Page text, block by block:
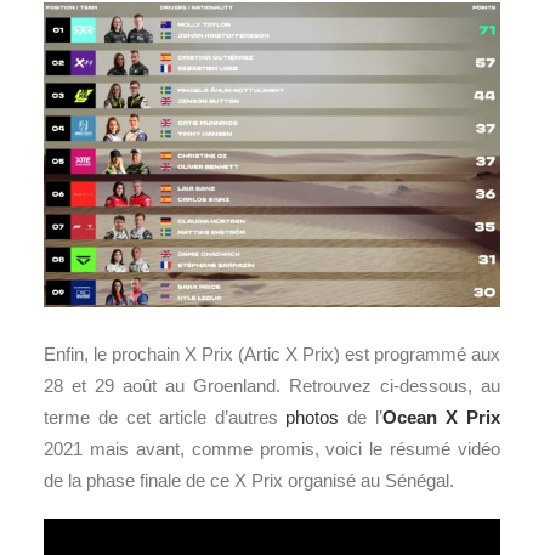
Enfin, le prochain X Prix (Artic X Prix) est programmé aux
28 et 29 août au Groenland. Retrouvez ci-dessous, au
terme de cet article d’autres photos de l’Ocean X Prix
2021 mais avant, comme promis, voici le résumé vidéo
de la phase finale de ce X Prix organisé au Sénégal.